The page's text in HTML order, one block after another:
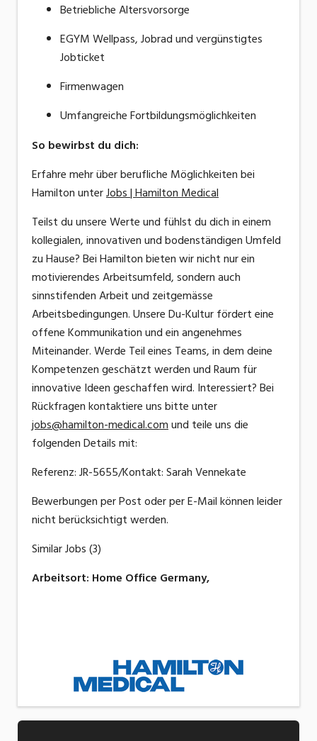
Betriebliche Altersvorsorge
EGYM Wellpass, Jobrad und vergünstigtes
Jobticket
Firmenwagen
UmfangreicheFortbildungsmöglichkeiten
So bewirbst du dich:
Erfahre mehr über berufliche Möglichkeiten bei
Hamilton unterJobs | Hamilton Medical
Teilst du unsere Werte und fühlst du dich in einem
kollegialen, innovativen und bodenständigen Umfeld
zu Hause? Bei Hamilton bieten wir nicht nur ein
motivierendes Arbeitsumfeld, sondern auch
sinnstifenden Arbeit und zeitgemässe
Arbeitsbedingungen. Unsere Du-Kultur fördert eine
offene Kommunikation und ein angenehmes
Miteinander. Werde Teil eines Teams, in dem deine
Kompetenzen geschätzt werden und Raum für
innovative Ideen geschaffen wird. Interessiert? Bei
Rückfragen kontaktiere uns bitte unter
jobs@hamilton-medical.comund teile uns die
folgenden Details mit:
Referenz: JR-5655/Kontakt: Sarah Vennekate
Bewerbungen per Post oder per E-Mail können leider
nicht berücksichtigt werden.
Similar Jobs (3)
Arbeitsort: Home Office Germany,